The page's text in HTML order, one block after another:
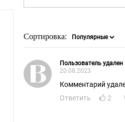
Сортировка:
Пользователь удален
20.08.2023
Комментарий
Ответить
2